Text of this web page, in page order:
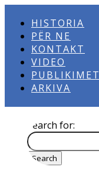
HISTORIA
PËR NE
KONTAKT
VIDEO
PUBLIKIMET
ARKIVA
Search for: